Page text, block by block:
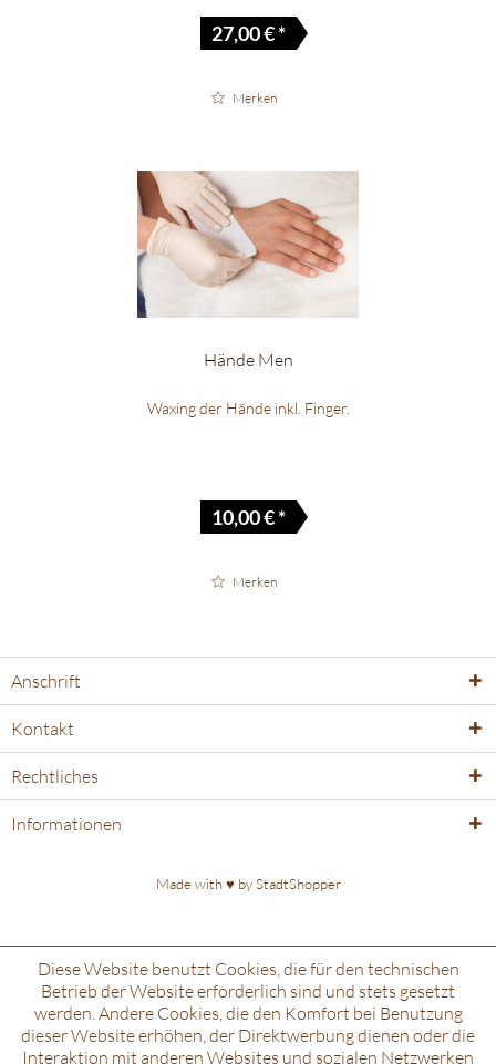
27,00 € *
Merken
Hände Men
Waxing der Hände inkl. Finger.
10,00 € *
Merken
Anschrift
Kontakt
Rechtliches
Informationen
Made with ♥️ byStadtShopper
Diese Website benutzt Cookies, die für den technischen
Betrieb der Website erforderlich sind und stets gesetzt
werden. Andere Cookies, die den Komfort bei Benutzung
dieser Website erhöhen, der Direktwerbung dienen oder die
Interaktion mit anderen Websites und sozialen Netzwerken